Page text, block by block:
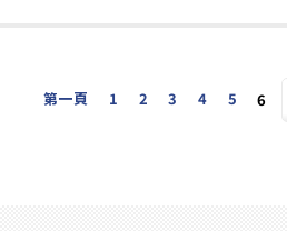
第一頁 1 2 3 4 5 6